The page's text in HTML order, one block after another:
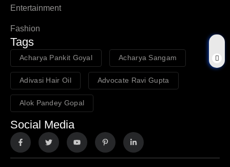
Entertainment
Fashion
Tags
Acharya Pankit Goyal Acharya Sangam
Adivasi Hair Oil Advocate Ravi Gupta
Alok Pandey Gopal
Social Media